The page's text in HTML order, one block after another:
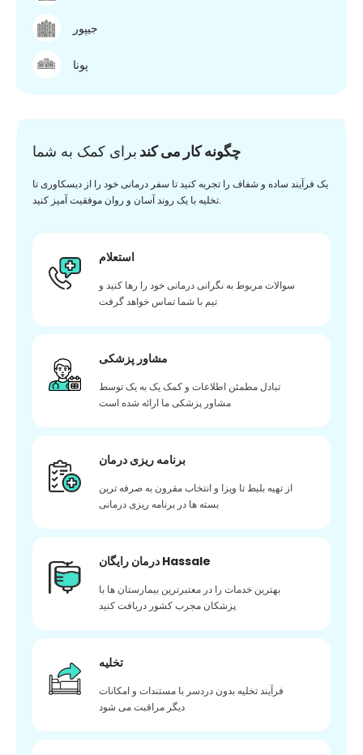
جیپور
پونا
چگونه کار می کند برای کمک به شما
یک فرآیند ساده و شفاف را تجربه کنید تا سفر درمانی خود را از دیسکاوری تا
تخلیه با یک روند آسان و روان موفقیت آمیز کنید.
استعلام
سوالات مربوط به نگرانی درمانی خود را رها کنید و
تیم با شما تماس خواهد گرفت
مشاور پزشکی
تبادل مطمئن اطلاعات و کمک یک به یک توسط
مشاور پزشکی ما ارائه شده است
برنامه ریزی درمان
از تهیه بلیط تا ویزا و انتخاب مقرون به صرفه ترین
بسته ها در برنامه ریزی درمانی
درمان رایگان Hassale
بهترین خدمات را در معتبرترین بیمارستان ها با
پزشکان مجرب کشور دریافت کنید
تخلیه
فرآیند تخلیه بدون دردسر با مستندات و امکانات
دیگر مراقبت می شود